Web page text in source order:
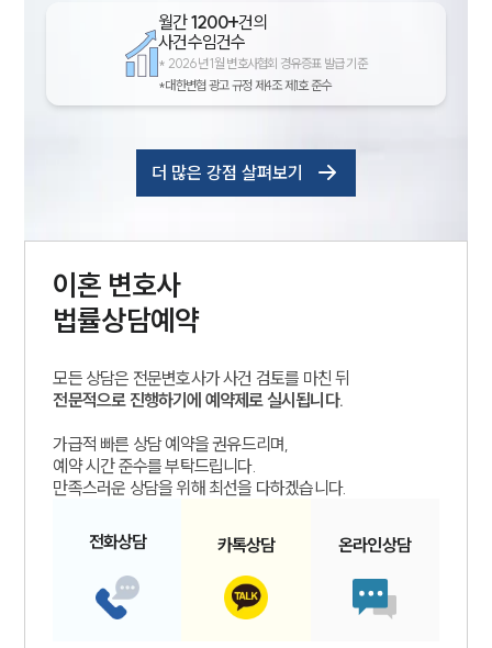
월간1200+건의
사건수임건수
* 2026년 1월 변호사협회 경유증표 발급 기준
*대한변협 광고 규정 제4조 제1호 준수
더 많은 강점 살펴보기
이혼 변호사
법률상담예약
모든 상담은 전문변호사가 사건 검토를 마친 뒤
전문적으로 진행하기에 예약제로 실시됩니다.
가급적 빠른 상담 예약을 권유드리며,
예약 시간 준수를 부탁드립니다.
만족스러운 상담을 위해 최선을 다하겠습니다.
전화상담 카톡상담 온라인상담